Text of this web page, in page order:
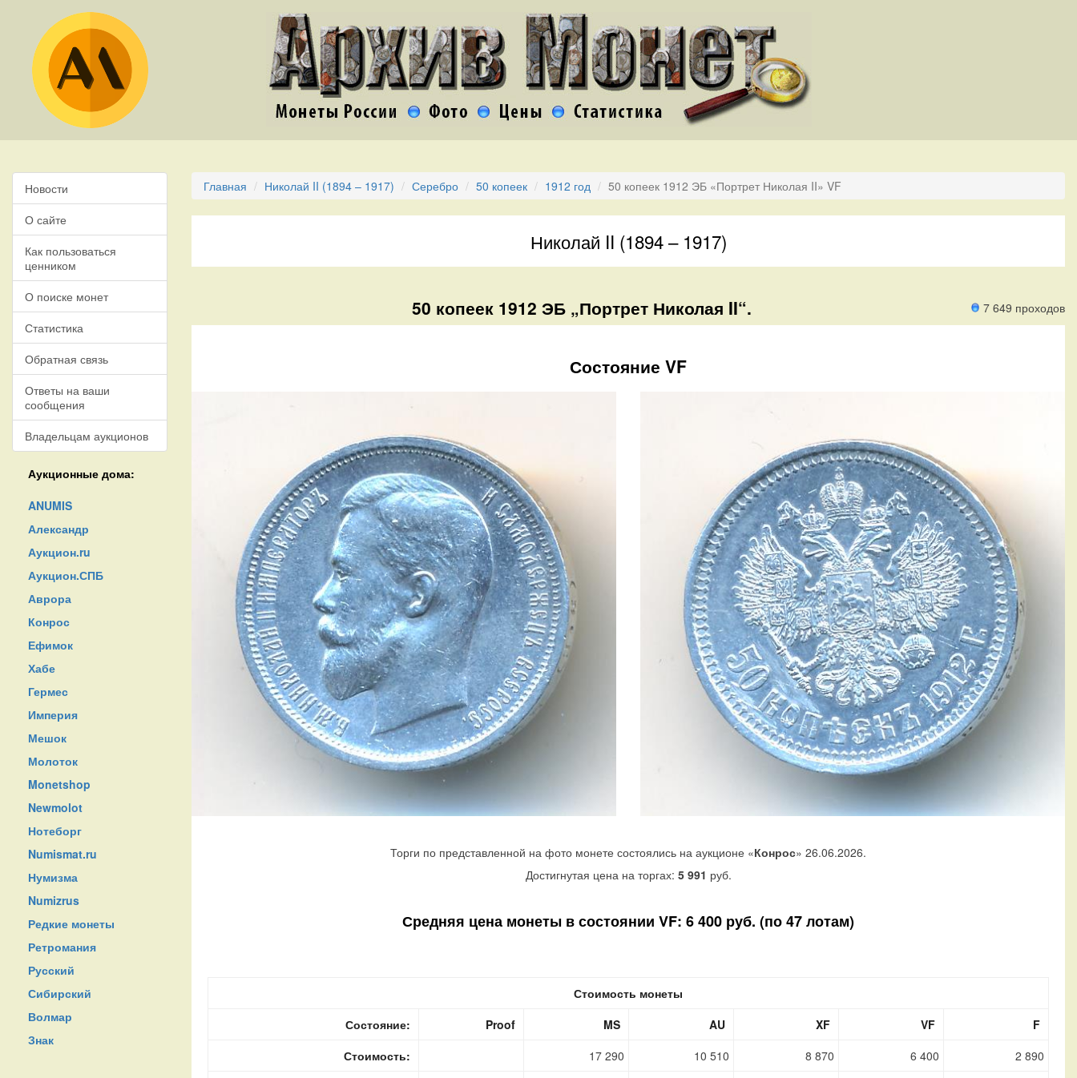
Новости
О сайте
Как пользоваться
ценником
О поиске монет
Статистика
Обратная связь
Ответы на ваши
сообщения
Владельцам аукционов
Аукционные дома:
ANUMIS
Александр
Аукцион.ru
Аукцион.СПБ
Аврора
Конрос
Ефимок
Хабе
Гермес
Империя
Мешок
Молоток
Monetshop
Newmolot
Нотеборг
Numismat.ru
Нумизма
Numizrus
Редкие монеты
Ретромания
Русский
Сибирский
Волмар
Знак
Главная Николай II (1894 – 1917) Серебро 50 копеек 1912 год 50 копеек 1912 ЭБ «Портрет Николая II» VF
Николай II (1894 – 1917)
7 649 проходов
50 копеек 1912 ЭБ „Портрет Николая II“.
Состояние VF
Торги по представленной на фото монете состоялись на аукционе «Конрос» 26.06.2026.
Достигнутая цена на торгах: 5 991 руб.
Средняя цена монеты в состоянии VF: 6 400 руб. (по 47 лотам)
Стоимость монеты
Состояние:
Proof MS AU XF VF
F
Стоимость:
17 290 10 510 8 870 6 400
2 890